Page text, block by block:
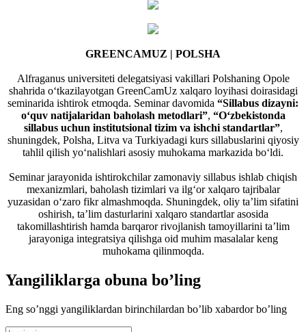
GREENCAMUZ | POLSHA
Alfraganus universiteti delegatsiyasi vakillari Polshaning Opole
shahrida o‘tkazilayotgan GreenCamUz xalqaro loyihasi doirasidagi
seminarida ishtirok etmoqda. Seminar davomida “Sillabus dizayni:
o‘quv natijalaridan baholash metodlari”, “O‘zbekistonda
sillabus uchun institutsional tizim va ishchi standartlar”,
shuningdek, Polsha, Litva va Turkiyadagi kurs sillabuslarini qiyosiy
tahlil qilish yo‘nalishlari asosiy muhokama markazida bo‘ldi.
Seminar jarayonida ishtirokchilar zamonaviy sillabus ishlab chiqish
mexanizmlari, baholash tizimlari va ilg‘or xalqaro tajribalar
yuzasidan o‘zaro fikr almashmoqda. Shuningdek, oliy ta’lim sifatini
oshirish, ta’lim dasturlarini xalqaro standartlar asosida
takomillashtirish hamda barqaror rivojlanish tamoyillarini ta’lim
jarayoniga integratsiya qilishga oid muhim masalalar keng
muhokama qilinmoqda.
Yangiliklarga obuna boʼling
Eng soʼnggi yangiliklardan birinchilardan boʼlib xabardor boʼling